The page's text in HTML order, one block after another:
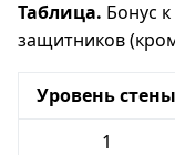
Таблица. Бонус
защитников
Уровень стены
1